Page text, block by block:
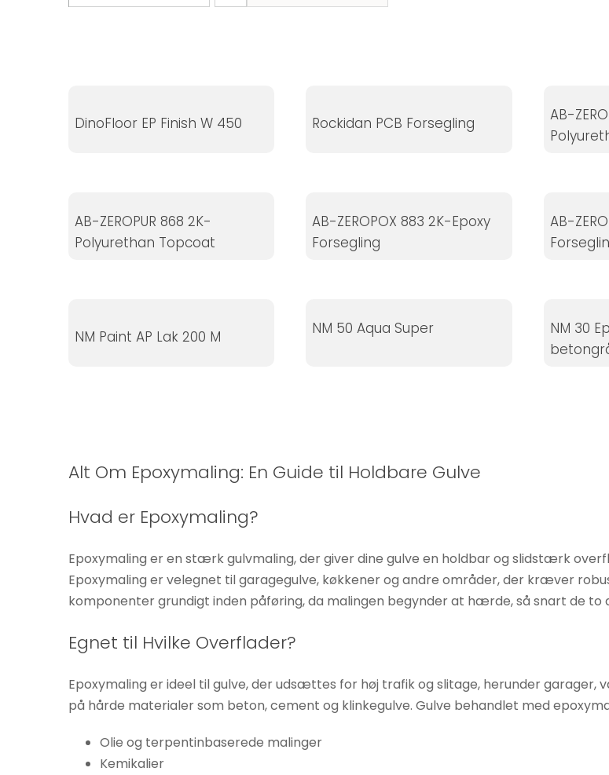
DinoFloor EP Finish W 450 Rockidan PCB Forsegling
AB-
AB-ZEROPUR 868 2K-
Polyurethan Topcoat
AB-ZEROPOX 883 2K-Epoxy
Forsegling
AB-
NM Paint AP Lak 200 M NM 50 Aqua Super
NM 30
Alt Om Epoxymaling: En Guide til Holdbare Gulve
Hvad er Epoxymaling?
Epoxymaling er en stærk gulvmaling, der giver dine gulve en holdbar og slidstærk
Epoxymaling er velegnet til garagegulve, køkkener og andre områder, der kræver
komponenter grundigt inden påføring, da malingen begynder at hærde, så snart de to
Egnet til Hvilke Overflader?
Epoxymaling er ideel til gulve, der udsættes for høj trafik og slitage, herunder
på hårde materialer som beton, cement og klinkegulve. Gulve behandlet med
Olie og terpentinbaserede malinger
Kemikalier
Disse cookies
kan fungere.
forbedre
hjemmesidens
så godt som
dit besøg.
nægter disse
cookies,
forsvinder
funktioner fra
hjemmesiden.
Marketing